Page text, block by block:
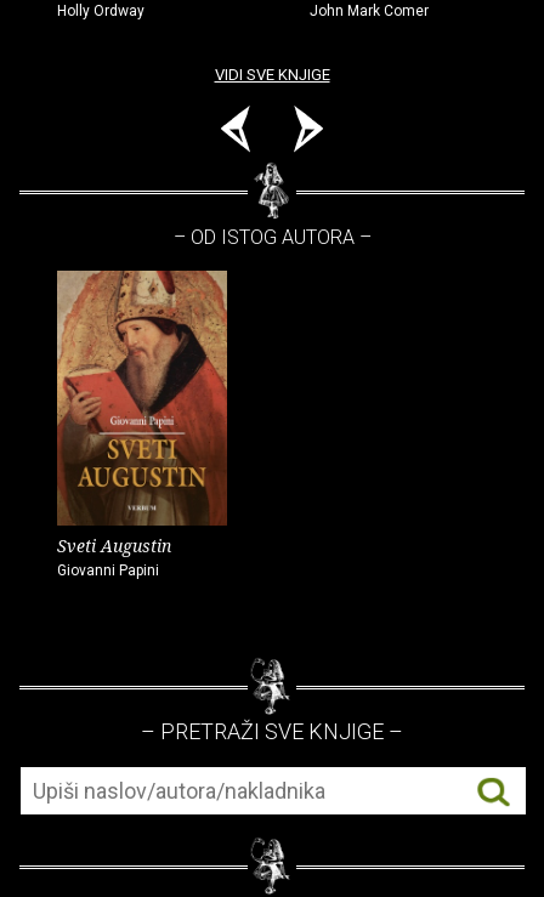
Holly Ordway John Mark Comer
VIDI SVE KNJIGE
– OD ISTOG AUTORA –
Sveti Augustin
Giovanni Papini
– PRETRAŽI SVE KNJIGE –